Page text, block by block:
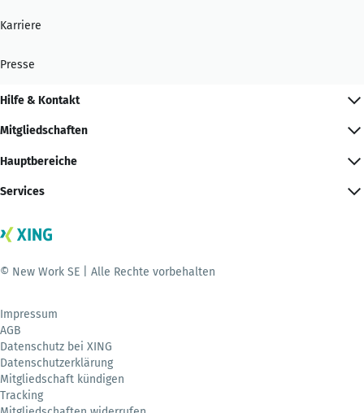
Karriere
Presse
Hilfe & Kontakt
Mitgliedschaften
Hauptbereiche
Services
© New Work SE | Alle Rechte vorbehalten
Impressum
AGB
Datenschutz bei XING
Datenschutzerklärung
Mitgliedschaft kündigen
Tracking